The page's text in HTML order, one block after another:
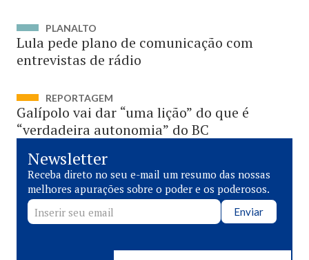
PLANALTO
Lula pede plano de comunicação com
entrevistas de rádio
REPORTAGEM
Galípolo vai dar “uma lição” do que é
“verdadeira autonomia” do BC
Newsletter
Receba direto no seu e-mail um resumo das nossas
melhores apurações sobre o poder e os poderosos.
Enviar